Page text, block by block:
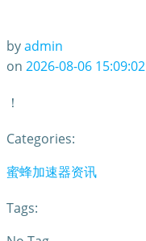
byadmin
on 2026-08-06 15:09:02
！
Categories:
蜜蜂加速器资讯
Tags: